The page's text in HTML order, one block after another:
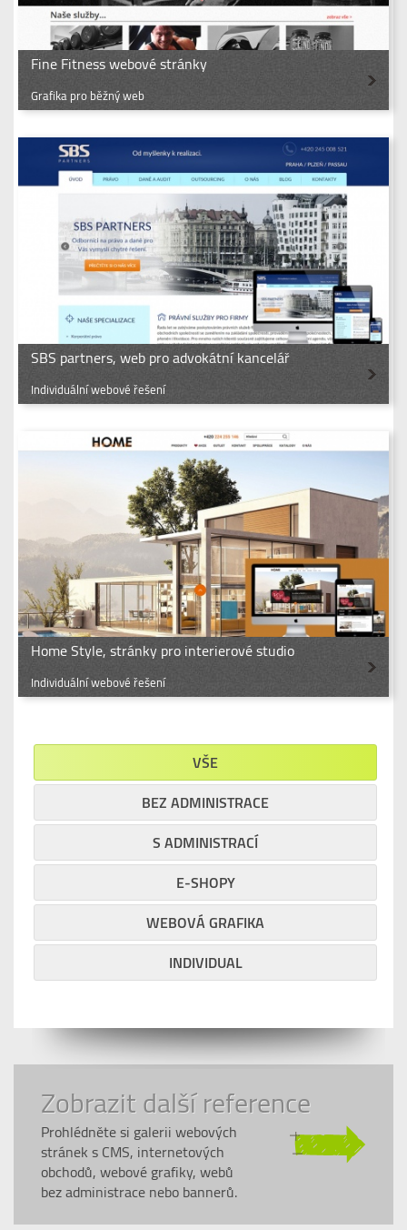
Fine Fitness webové stránky
Grafika pro běžný web
SBS partners, web pro advokátní kancelář
Individuální webové řešení
Home Style, stránky pro interierové studio
Individuální webové řešení
VŠE
BEZ ADMINISTRACE
S ADMINISTRACÍ
E-SHOPY
WEBOVÁ GRAFIKA
INDIVIDUAL
Zobrazit další reference
Prohlédněte si galerii webových
stránek s CMS, internetových
obchodů, webové grafiky, webů
bez administrace nebo bannerů.